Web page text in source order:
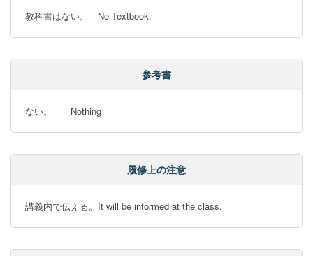
教科書はない。　No Textbook.
参考書
ない。　　Nothing
履修上の注意
講義内で伝える。It will be informed at the class.